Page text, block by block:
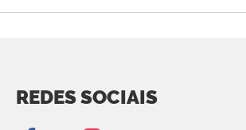
REDES SOCIAIS